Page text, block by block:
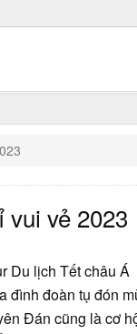
vui vẻ 2023
Du lịch Tết châu Á
đình đoàn tụ đón
Đán cũng là cơ